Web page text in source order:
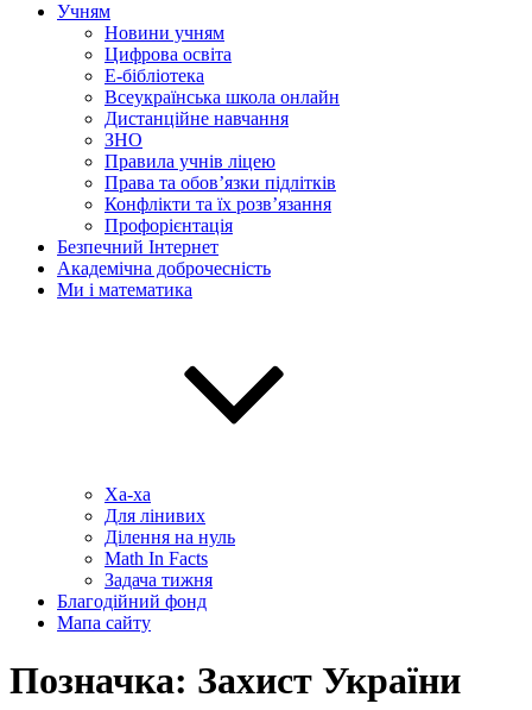
Учням
Новини учням
Цифрова освіта
E-бібліотека
Всеукраїнська школа онлайн
Дистанційне навчання
ЗНО
Правила учнів ліцею
Права та обов’язки підлітків
Конфлікти та їх розв’язання
Профорієнтація
Безпечний Інтернет
Академічна доброчесність
Ми і математика
Ха-ха
Для лінивих
Ділення на нуль
Math In Facts
Задача тижня
Благодійний фонд
Мапа сайту
Позначка: Захист України